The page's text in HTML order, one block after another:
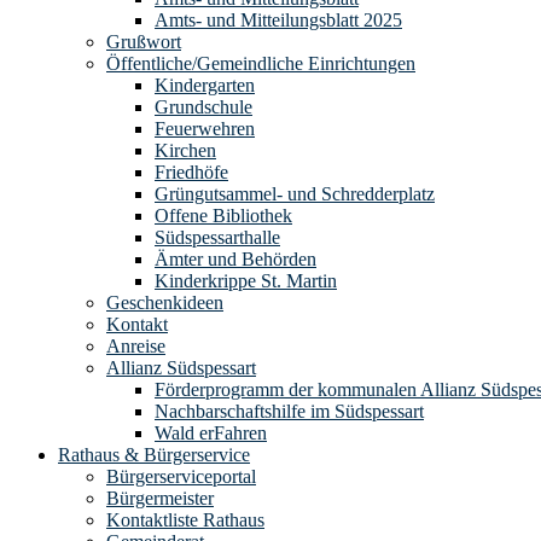
Amts- und Mitteilungsblatt 2025
Grußwort
Öffentliche/Gemeindliche Einrichtungen
Kindergarten
Grundschule
Feuerwehren
Kirchen
Friedhöfe
Grüngutsammel- und Schredderplatz
Offene Bibliothek
Südspessarthalle
Ämter und Behörden
Kinderkrippe St. Martin
Geschenkideen
Kontakt
Anreise
Allianz Südspessart
Förderprogramm der kommunalen Allianz
Nachbarschaftshilfe im Südspessart
Wald erFahren
Rathaus & Bürgerservice
Bürgerserviceportal
Bürgermeister
Kontaktliste Rathaus